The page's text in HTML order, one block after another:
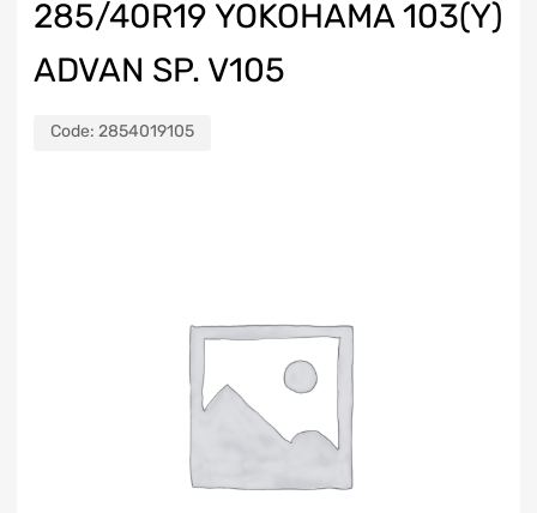
285/40R19 YOKOHAMA 103(Y)
ADVAN SP. V105
Code: 2854019105